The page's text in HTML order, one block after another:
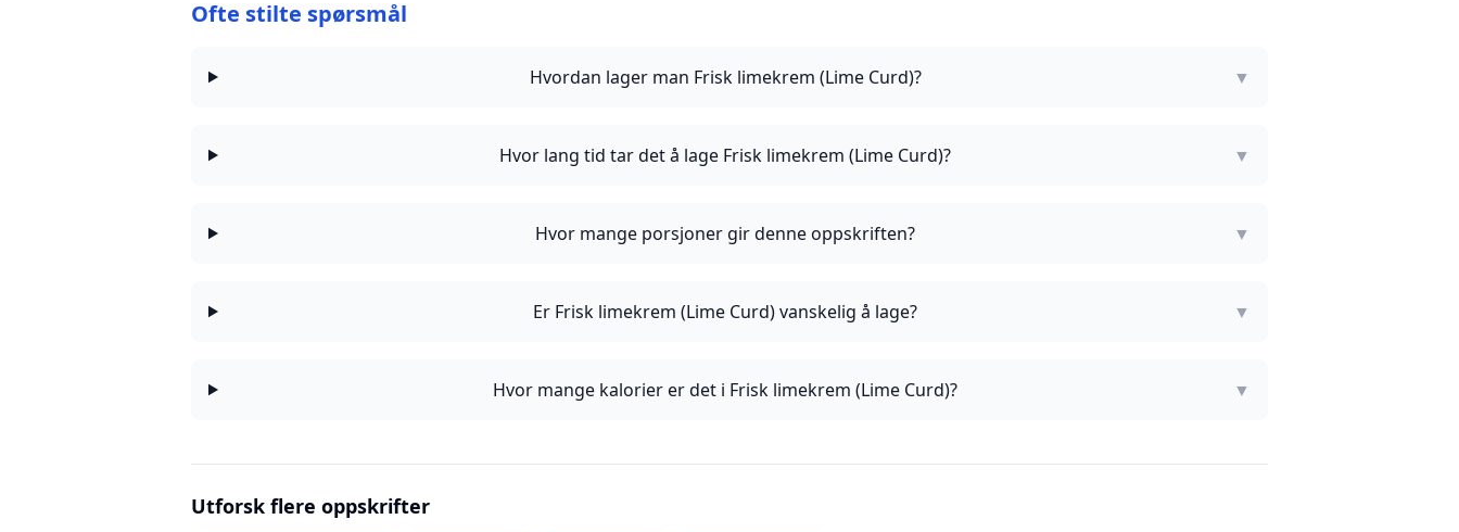
Ofte stilte spørsmål
Hvordan lager man Frisk limekrem (Lime Curd)? ▼
Hvor lang tid tar det å lage Frisk limekrem (Lime Curd)? ▼
Hvor mange porsjoner gir denne oppskriften? ▼
Er Frisk limekrem (Lime Curd) vanskelig å lage? ▼
Hvor mange kalorier er det i Frisk limekrem (Lime Curd)? ▼
Utforsk flere oppskrifter